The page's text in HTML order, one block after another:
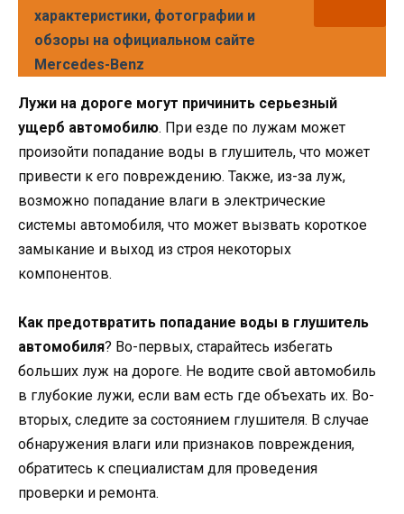
характеристики, фотографии и
обзоры на официальном сайте
Mercedes-Benz
Лужи на дороге могут причинить серьезный
ущерб автомобилю. При езде по лужам может
произойти попадание воды в глушитель, что может
привести к его повреждению. Также, из-за луж,
возможно попадание влаги в электрические
системы автомобиля, что может вызвать короткое
замыкание и выход из строя некоторых
компонентов.
Как предотвратить попадание воды в глушитель
автомобиля? Во-первых, старайтесь избегать
больших луж на дороге. Не водите свой автомобиль
в глубокие лужи, если вам есть где объехать их. Во-
вторых, следите за состоянием глушителя. В случае
обнаружения влаги или признаков повреждения,
обратитесь к специалистам для проведения
проверки и ремонта.